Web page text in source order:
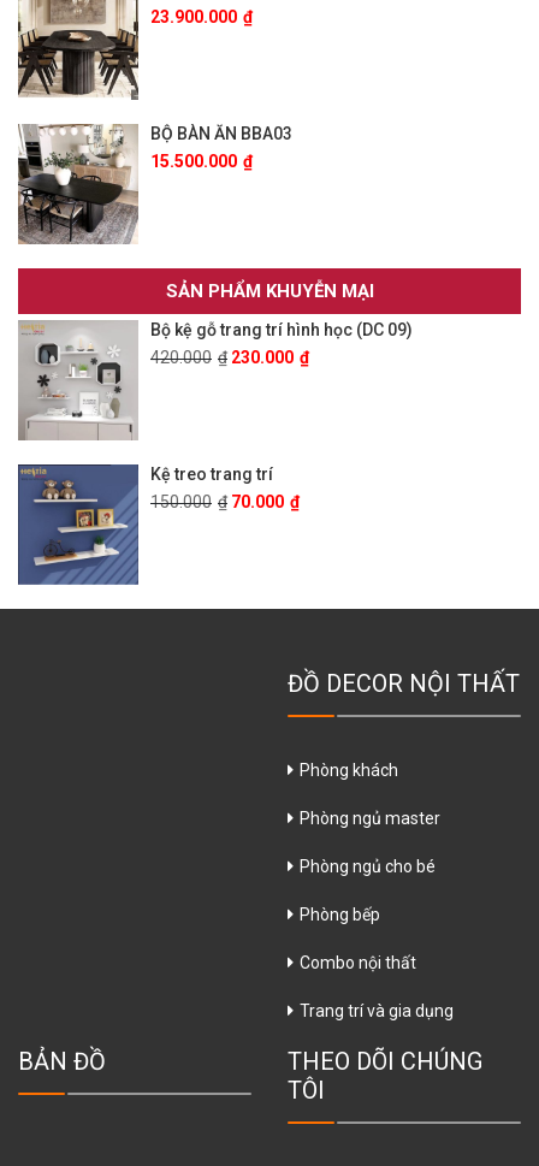
23.900.000 ₫
BỘ BÀN ĂN BBA03
15.500.000 ₫
SẢN PHẨM KHUYỄN MẠI
Bộ kệ gỗ trang trí hình học (DC 09)
420.000 ₫ 230.000 ₫
Kệ treo trang trí
150.000 ₫ 70.000 ₫
ĐỒ DECOR NỘI THẤT
Phòng khách
Phòng ngủ master
Phòng ngủ cho bé
Phòng bếp
Combo nội thất
Trang trí và gia dụng
BẢN ĐỒ
THEO DÕI CHÚNG
TÔI